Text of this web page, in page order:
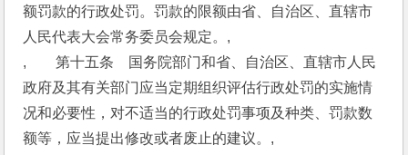
额罚款的行政处罚。罚款的限额由省、自治区、直辖市
人民代表大会常务委员会规定。,
,　　第十五条　国务院部门和省、自治区、直辖市人民
政府及其有关部门应当定期组织评估行政处罚的实施情
况和必要性，对不适当的行政处罚事项及种类、罚款数
额等，应当提出修改或者废止的建议。,